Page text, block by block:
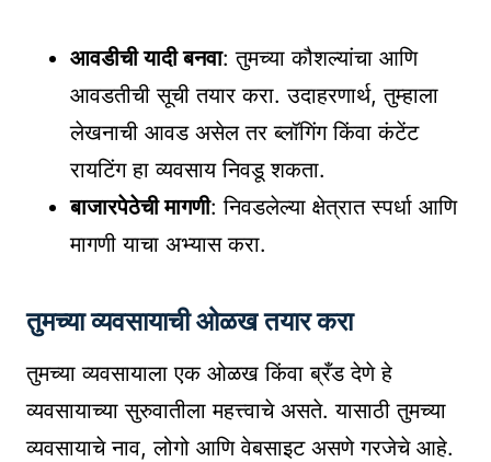
आवडीची यादी बनवा: तुमच्या कौशल्यांचा आणि
आवडतीची सूची तयार करा. उदाहरणार्थ, तुम्हाला
लेखनाची आवड असेल तर ब्लॉगिंग किंवा कंटेंट
रायटिंग हा व्यवसाय निवडू शकता.
बाजारपेठेची मागणी: निवडलेल्या क्षेत्रात स्पर्धा आणि
मागणी याचा अभ्यास करा.
तुमच्या व्यवसायाची ओळख तयार करा
तुमच्या व्यवसायाला एक ओळख किंवा ब्रँड देणे हे
व्यवसायाच्या सुरुवातीला महत्त्वाचे असते. यासाठी तुमच्या
व्यवसायाचे नाव, लोगो आणि वेबसाइट असणे गरजेचे आहे.